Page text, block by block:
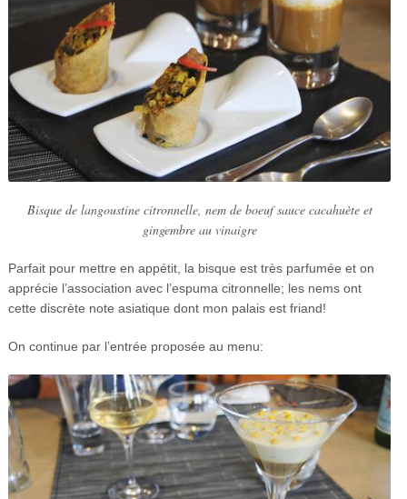
Bisque de langoustine citronnelle, nem de boeuf sauce cacahuète et
gingembre au vinaigre
Parfait pour mettre en appétit, la bisque est très parfumée et on
apprécie l’association avec l’espuma citronnelle; les nems ont
cette discrète note asiatique dont mon palais est friand!
On continue par l’entrée proposée au menu: